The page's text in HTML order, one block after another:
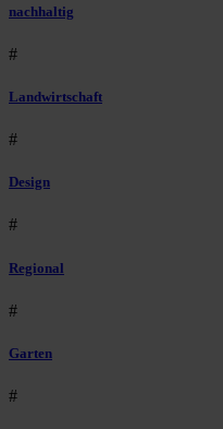
nachhaltig
#
Landwirtschaft
#
Design
#
Regional
#
Garten
#